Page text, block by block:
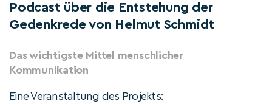
Podcast über die Entstehung der
Gedenkrede von Helmut Schmidt
Das wichtigste Mittel menschlicher
Kommunikation
Eine Veranstaltung des Projekts: